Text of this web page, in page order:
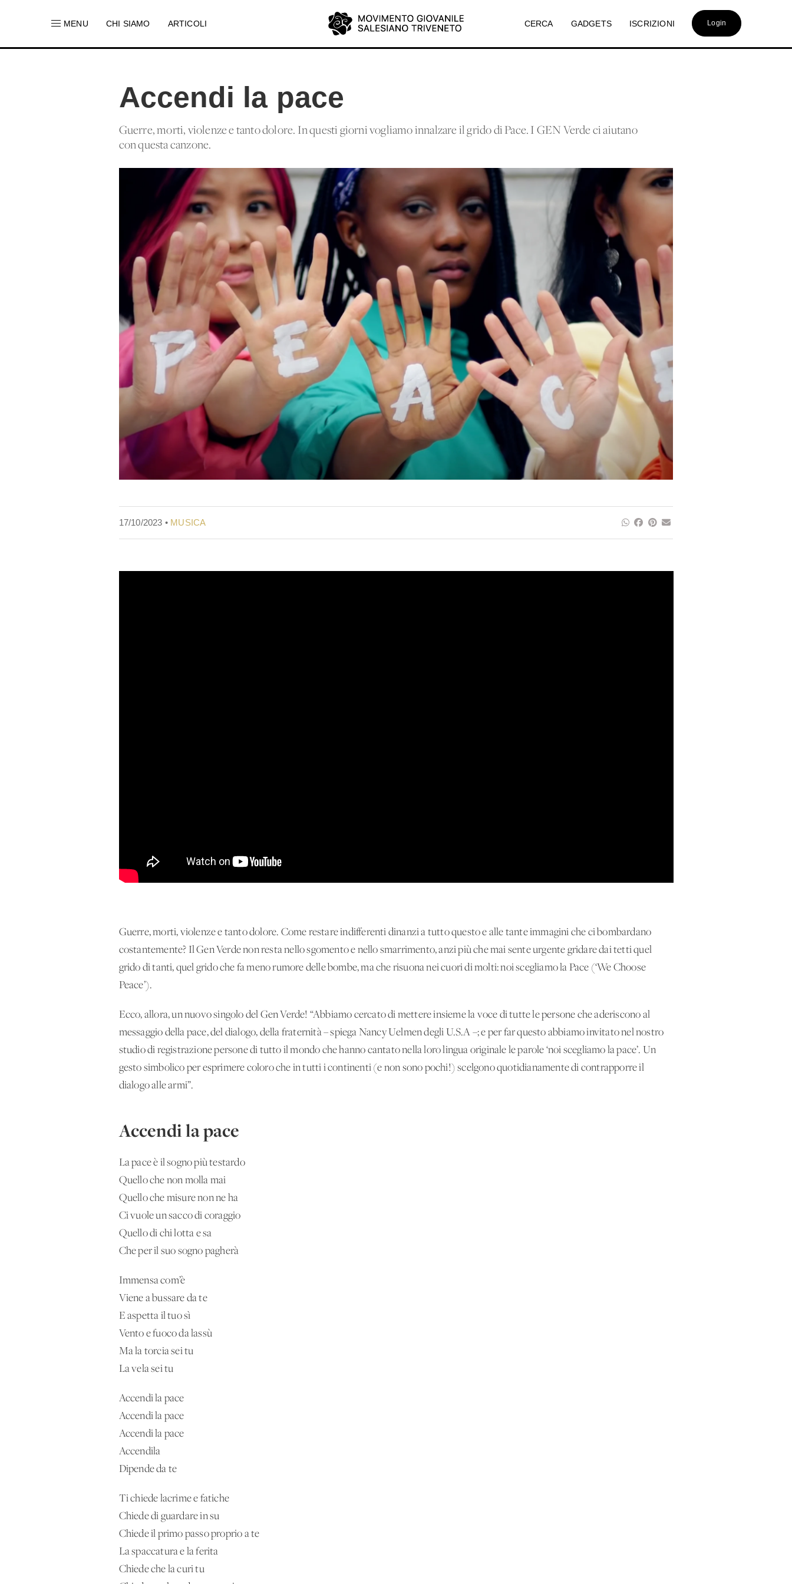
MENU CHI SIAMO ARTICOLI CERCA GADGETS ISCRIZIONI Login
Accendi la pace
Guerre, morti, violenze e tanto dolore. In questi giorni vogliamo innalzare il grido di Pace. I GEN Verde ci aiutano
con questa canzone.
17/10/2023 • MUSICA
Guerre, morti, violenze e tanto dolore. Come restare indifferenti dinanzi a tutto questo e alle tante immagini che ci bombardano
costantemente? Il Gen Verde non resta nello sgomento e nello smarrimento, anzi più che mai sente urgente gridare dai tetti quel
grido di tanti, quel grido che fa meno rumore delle bombe, ma che risuona nei cuori di molti: noi scegliamo la Pace (‘We Choose
Peace’).
Ecco, allora, un nuovo singolo del Gen Verde! “Abbiamo cercato di mettere insieme la voce di tutte le persone che aderiscono al
messaggio della pace, del dialogo, della fraternità – spiega Nancy Uelmen degli U.S.A –; e per far questo abbiamo invitato nel nostro
studio di registrazione persone di tutto il mondo che hanno cantato nella loro lingua originale le parole ‘noi scegliamo la pace’. Un
gesto simbolico per esprimere coloro che in tutti i continenti (e non sono pochi!) scelgono quotidianamente di contrapporre il
dialogo alle armi”.
Accendi la pace
La pace è il sogno più testardo
Quello che non molla mai
Quello che misure non ne ha
Ci vuole un sacco di coraggio
Quello di chi lotta e sa
Che per il suo sogno pagherà
Immensa com’è
Viene a bussare da te
E aspetta il tuo sì
Vento e fuoco da lassù
Ma la torcia sei tu
La vela sei tu
Accendi la pace
Accendi la pace
Accendi la pace
Accendila
Dipende da te
Ti chiede lacrime e fatiche
Chiede di guardare in su
Chiede il primo passo proprio a te
La spaccatura e la ferita
Chiede che la curi tu